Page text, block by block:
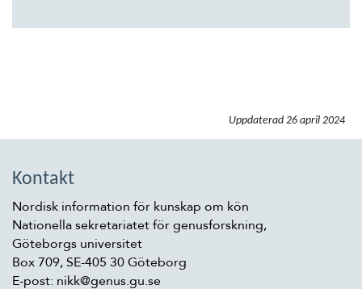
Uppdaterad 26 april 2024
Kontakt
Nordisk information för kunskap om kön
Nationella sekretariatet för genusforskning,
Göteborgs universitet
Box 709, SE-405 30 Göteborg
E-post: nikk@genus.gu.se